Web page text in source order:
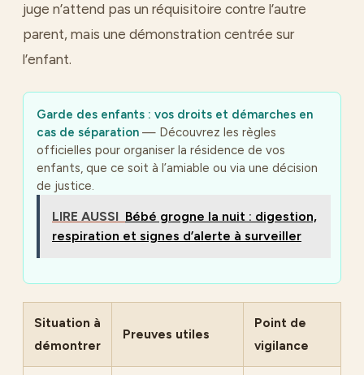
juge n’attend pas un réquisitoire contre l’autre
parent, mais une démonstration centrée sur
l’enfant.
Garde des enfants : vos droits et démarches en
cas de séparation — Découvrez les règles
officielles pour organiser la résidence de vos
enfants, que ce soit à l’amiable ou via une décision
de justice.
LIRE AUSSI Bébé grogne la nuit : digestion,
respiration et signes d’alerte à surveiller
Situation à
démontrer
Preuves utiles
Point de
vigilance